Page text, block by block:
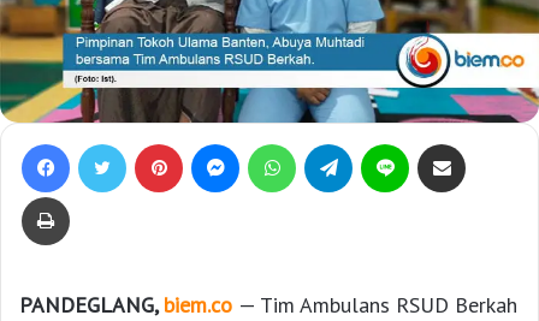
PANDEGLANG, biem.co — Tim Ambulans RSUD Berkah